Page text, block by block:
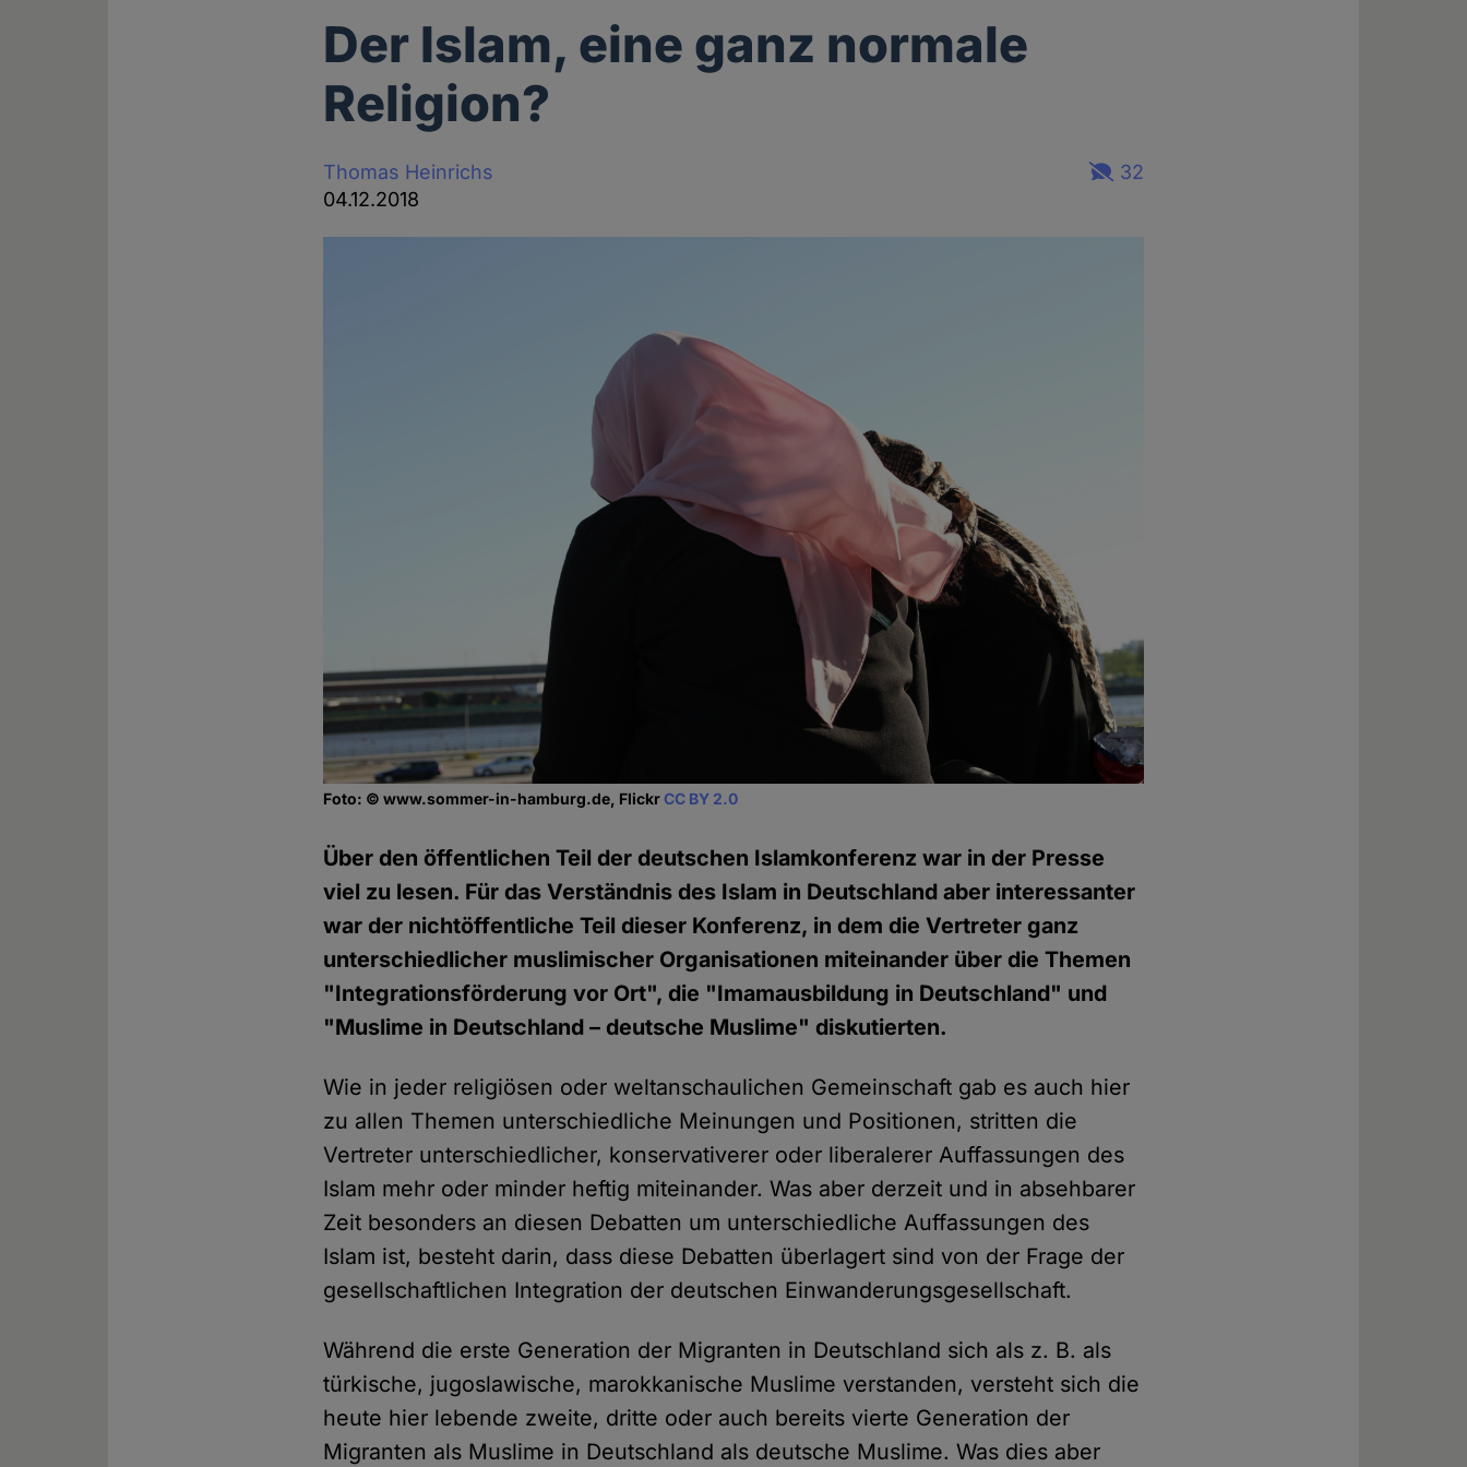
Der Islam, eine ganz normale
Religion?
Thomas Heinrichs
04.12.2018
32
Foto: © www.sommer-in-hamburg.de, FlickrCC BY 2.0
Über den öffentlichen Teil der deutschen Islamkonferenz war in der Presse
viel zu lesen. Für das Verständnis des Islam in Deutschland aber interessanter
war der nichtöffentliche Teil dieser Konferenz, in dem die Vertreter ganz
unterschiedlicher muslimischer Organisationen miteinander über die Themen
"Integrationsförderung vor Ort", die "Imamausbildung in Deutschland" und
"Muslime in Deutschland – deutsche Muslime" diskutierten.
Wie in jeder religiösen oder weltanschaulichen Gemeinschaft gab es auch hier
zu allen Themen unterschiedliche Meinungen und Positionen, stritten die
Vertreter unterschiedlicher, konservativerer oder liberalerer Auffassungen des
Islam mehr oder minder heftig miteinander. Was aber derzeit und in absehbarer
Zeit besonders an diesen Debatten um unterschiedliche Auffassungen des
Islam ist, besteht darin, dass diese Debatten überlagert sind von der Frage der
gesellschaftlichen Integration der deutschen Einwanderungsgesellschaft.
Während die erste Generation der Migranten in Deutschland sich als z. B. als
türkische, jugoslawische, marokkanische Muslime verstanden, versteht sich die
heute hier lebende zweite, dritte oder auch bereits vierte Generation der
Migranten als Muslime in Deutschland als deutsche Muslime. Was dies aber